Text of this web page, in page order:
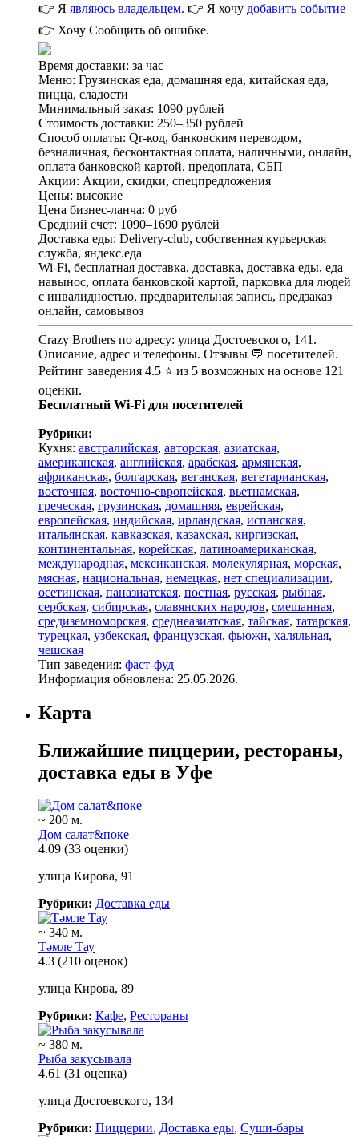
👉 Я являюсь владельцем. 👉 Я хочу добавить событие
👉 Хочу Сообщить об ошибке.
Время доставки: за час
Меню: Грузинская еда, домашняя еда, китайская еда,
пицца, сладости
Минимальный заказ: 1090 рублей
Стоимость доставки: 250–350 рублей
Способ оплаты: Qr-код, банковским переводом,
безналичная, бесконтактная оплата, наличными, онлайн,
оплата банковской картой, предоплата, СБП
Акции: Акции, скидки, спецпредложения
Цены: высокие
Цена бизнес-ланча: 0 руб
Средний счет: 1090–1690 рублей
Доставка еды: Delivery-club, собственная курьерская
служба, яндекс.еда
Wi-Fi, бесплатная доставка, доставка, доставка еды, еда
навынос, оплата банковской картой, парковка для людей
с инвалидностью, предварительная запись, предзаказ
онлайн, самовывоз
Crazy Brothers по адресу: улица Достоевского, 141.
Описание, адрес и телефоны. Отзывы 💬 посетителей.
Рейтинг заведения 4.5 ⭐ из 5 возможных на основе 121
оценки.
Бесплатный Wi-Fi для посетителей
Рубрики:
Кухня: австралийская, авторская, азиатская,
американская, английская, арабская, армянская,
африканская, болгарская, веганская, вегетарианская,
восточная, восточно-европейская, вьетнамская,
греческая, грузинская, домашняя, еврейская,
европейская, индийская, ирландская, испанская,
итальянская, кавказская, казахская, киргизская,
континентальная, корейская, латиноамериканская,
международная, мексиканская, молекулярная, морская,
мясная, национальная, немецкая, нет специализации,
осетинская, паназиатская, постная, русская, рыбная,
сербская, сибирская, славянских народов, смешанная,
средиземноморская, среднеазиатская, тайская, татарская,
турецкая, узбекская, французская, фьюжн, халяльная,
чешская
Тип заведения: фаст-фуд
Информация обновлена: 25.05.2026.
Карта
Ближайшие пиццерии, рестораны,
доставка еды в Уфе
~ 200 м.
Дом салат&поке
4.09 (33 оценки)
улица Кирова, 91
Рубрики: Доставка еды
~ 340 м.
Тәмле Тау
4.3 (210 оценок)
улица Кирова, 89
Рубрики: Кафе, Рестораны
~ 380 м.
Рыба закусывала
4.61 (31 оценка)
улица Достоевского, 134
Рубрики: Пиццерии, Доставка еды, Суши-бары